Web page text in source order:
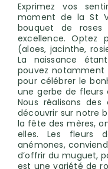
Exprimez vos
moment de la St
bouquet de roses
excellence. Optez
(aloes, jacinthe,
La naissance
pouvez notamment
pour célébrer le
une gerbe de fleurs
Nous réalisons
découvrir sur notre
la fête des mères,
elles. Les fleurs
anémones,
d’offrir du muguet,
est une variété de